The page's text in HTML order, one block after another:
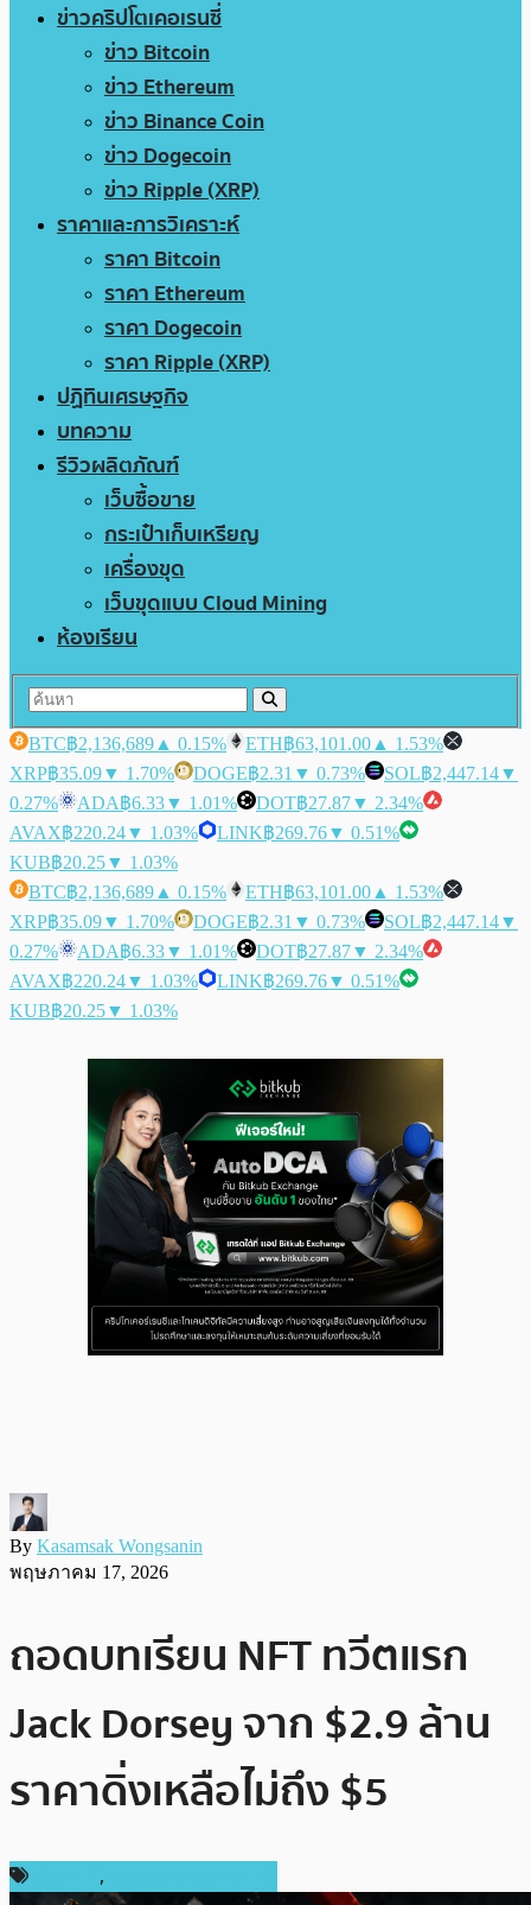
ข่าวคริปโตเคอเรนซี่
ข่าว Bitcoin
ข่าว Ethereum
ข่าว Binance Coin
ข่าว Dogecoin
ข่าว Ripple (XRP)
ราคาและการวิเคราะห์
ราคา Bitcoin
ราคา Ethereum
ราคา Dogecoin
ราคา Ripple (XRP)
ปฏิทินเศรษฐกิจ
บทความ
รีวิวผลิตภัณฑ์
เว็บซื้อขาย
กระเป๋าเก็บเหรียญ
เครื่องขุด
เว็บขุดแบบ Cloud Mining
ห้องเรียน
BTC฿2,136,689 ▲ 0.15% ETH฿63,101.00 ▲ 1.53%
XRP฿35.09▼ 1.70% DOGE฿2.31 ▼ 0.73% SOL฿2,447.14▼
0.27%
ADA฿6.33▼ 1.01% DOT฿27.87▼ 2.34%
AVAX฿220.24▼ 1.03% LINK฿269.76▼ 0.51%
KUB฿20.25▼ 1.03%
BTC฿2,136,689 ▲ 0.15% ETH฿63,101.00 ▲ 1.53%
XRP฿35.09▼ 1.70% DOGE฿2.31 ▼ 0.73% SOL฿2,447.14▼
0.27%
ADA฿6.33▼ 1.01% DOT฿27.87▼ 2.34%
AVAX฿220.24▼ 1.03% LINK฿269.76▼ 0.51%
KUB฿20.25▼ 1.03%
By Kasamsak Wongsanin
พฤษภาคม 17, 2026
ถอดบทเรียน NFT ทวีตแรก
Jack Dorsey จาก $2.9 ล้าน
ราคาดิ่งเหลือไม่ถึง $5
,